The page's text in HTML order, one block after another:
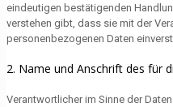
eindeutigen bestätigenden
verstehen gibt, dass sie mit der
personenbezogenen Daten
2. Name und Anschrift des für
Verantwortlicher im Sinne der